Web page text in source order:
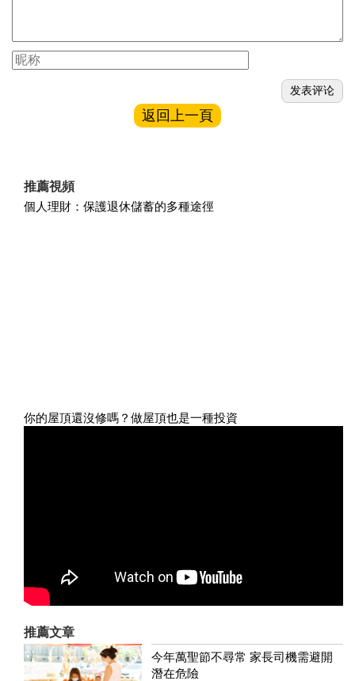
返回上一頁
推薦視頻
個人理財：保護退休儲蓄的多種途徑
你的屋頂還沒修嗎？做屋頂也是一種投資
推薦文章
今年萬聖節不尋常 家長司機需避開
潛在危險